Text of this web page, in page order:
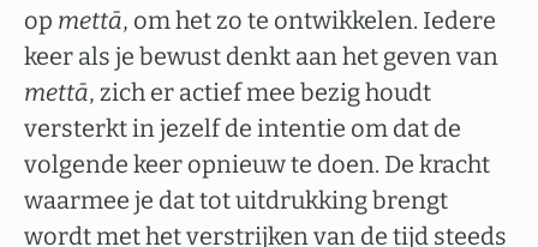
op mettā, om het zo te ontwikkelen. Iedere
keer als je bewust denkt aan het geven van
mettā, zich er actief mee bezig houdt
versterkt in jezelf de intentie om dat de
volgende keer opnieuw te doen. De kracht
waarmee je dat tot uitdrukking brengt
wordt met het verstrijken van de tijd steeds